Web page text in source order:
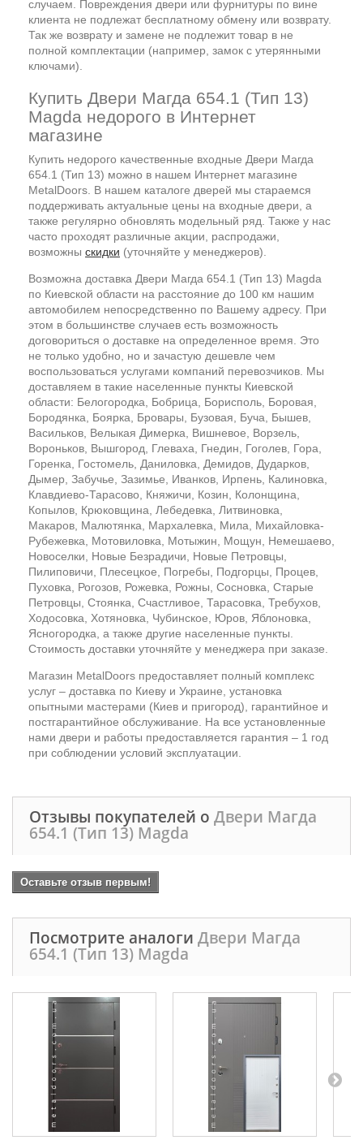
случаем. Повреждения двери или фурнитуры по вине
клиента не подлежат бесплатному обмену или возврату.
Так же возврату и замене не подлежит товар в не
полной комплектации (например, замок с утерянными
ключами).
Купить Двери Магда 654.1 (Тип 13)
Magda недорого в Интернет
магазине
Купить недорого качественные входные Двери Магда
654.1 (Тип 13) можно в нашем Интернет магазине
MetalDoors. В нашем каталоге дверей мы стараемся
поддерживать актуальные цены на входные двери, а
также регулярно обновлять модельный ряд. Также у нас
часто проходят различные акции, распродажи,
возможны скидки (уточняйте у менеджеров).
Возможна доставка Двери Магда 654.1 (Тип 13) Magda
по Киевской области на расстояние до 100 км нашим
автомобилем непосредственно по Вашему адресу. При
этом в большинстве случаев есть возможность
договориться о доставке на определенное время. Это
не только удобно, но и зачастую дешевле чем
воспользоваться услугами компаний перевозчиков. Мы
доставляем в такие населенные пункты Киевской
области: Белогородка, Бобрица, Борисполь, Боровая,
Бородянка, Боярка, Бровары, Бузовая, Буча, Бышев,
Васильков, Велыкая Димерка, Вишневое, Ворзель,
Вороньков, Вышгород, Глеваха, Гнедин, Гоголев, Гора,
Горенка, Гостомель, Даниловка, Демидов, Дударков,
Дымер, Забучье, Зазимье, Иванков, Ирпень, Калиновка,
Клавдиево-Тарасово, Княжичи, Козин, Колонщина,
Копылов, Крюковщина, Лебедевка, Литвиновка,
Макаров, Малютянка, Мархалевка, Мила, Михайловка-
Рубежевка, Мотовиловка, Мотыжин, Мощун, Немешаево,
Новоселки, Новые Безрадичи, Новые Петровцы,
Пилиповичи, Плесецкое, Погребы, Подгорцы, Процев,
Пуховка, Рогозов, Рожевка, Рожны, Сосновка, Старые
Петровцы, Стоянка, Счастливое, Тарасовка, Требухов,
Ходосовка, Хотяновка, Чубинское, Юров, Яблоновка,
Ясногородка, а также другие населенные пункты.
Стоимость доставки уточняйте у менеджера при заказе.
Магазин MetalDoors предоставляет полный комплекс
услуг – доставка по Киеву и Украине, установка
опытными мастерами (Киев и пригород), гарантийное и
постгарантийное обслуживание. На все установленные
нами двери и работы предоставляется гарантия – 1 год
при соблюдении условий эксплуатации.
Отзывы покупателей о Двери Магда
654.1 (Тип 13) Magda
Оставьте отзыв первым!
Посмотрите аналоги Двери Магда
654.1 (Тип 13) Magda